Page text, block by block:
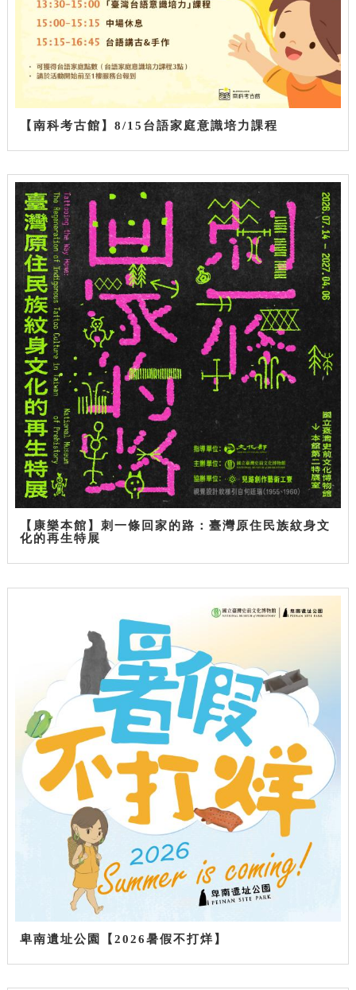
【南科考古館】8/15台語家庭意識培力課程
【康樂本館】刺一條回家的路：臺灣原住民族紋身文
化的再生特展
卑南遺址公園【2026暑假不打烊】